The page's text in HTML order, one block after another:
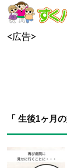
<広告>
「 生後1ヶ月